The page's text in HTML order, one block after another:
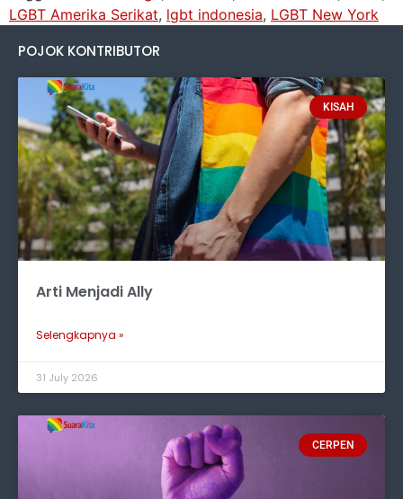
LGBT Amerika Serikat, lgbt indonesia, LGBT New York
POJOK KONTRIBUTOR
KISAH
Arti Menjadi Ally
Selengkapnya »
31 July 2026
CERPEN